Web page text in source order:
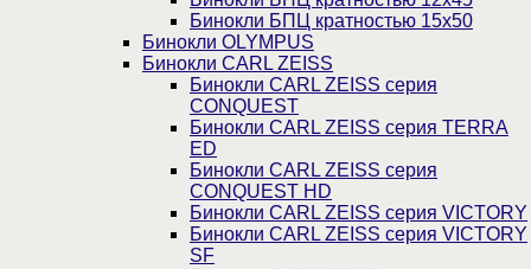
Бинокли БПЦ кратностью 15х50
Бинокли OLYMPUS
Бинокли CARL ZEISS
Бинокли CARL ZEISS серия
CONQUEST
Бинокли CARL ZEISS серия TERRA
ED
Бинокли CARL ZEISS серия
CONQUEST HD
Бинокли CARL ZEISS серия VICTORY
Бинокли CARL ZEISS серия VICTORY
SF